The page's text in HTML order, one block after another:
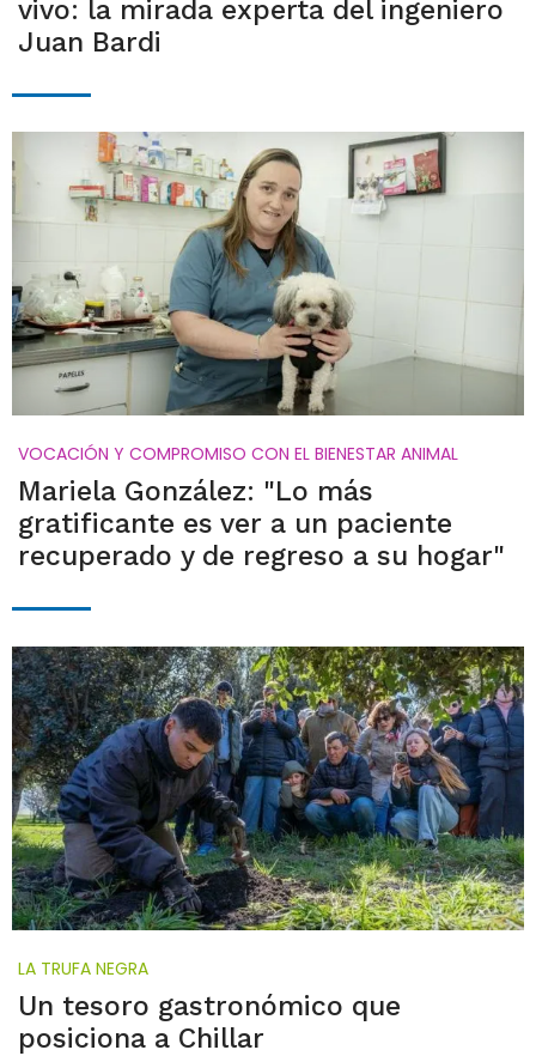
vivo: la mirada experta del ingeniero
Juan Bardi
VOCACIÓN Y COMPROMISO CON EL BIENESTAR ANIMAL
Mariela González: "Lo más
gratificante es ver a un paciente
recuperado y de regreso a su hogar"
LA TRUFA NEGRA
Un tesoro gastronómico que
posiciona a Chillar